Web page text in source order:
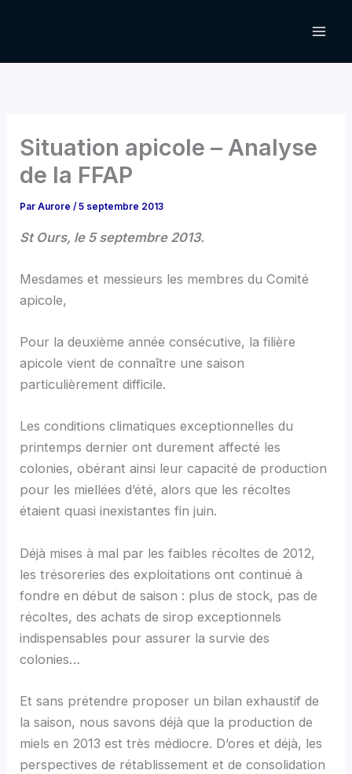
Situation apicole – Analyse
de la FFAP
ParAurore/5 septembre 2013
St Ours, le 5 septembre 2013.
Mesdames et messieurs les membres du Comité
apicole,
Pour la deuxième année consécutive, la filière
apicole vient de connaître une saison
particulièrement difficile.
Les conditions climatiques exceptionnelles du
printemps dernier ont durement affecté les
colonies, obérant ainsi leur capacité de production
pour les miellées d’été, alors que les récoltes
étaient quasi inexistantes fin juin.
Déjà mises à mal par les faibles récoltes de 2012,
les trésoreries des exploitations ont continué à
fondre en début de saison : plus de stock, pas de
récoltes, des achats de sirop exceptionnels
indispensables pour assurer la survie des
colonies…
Et sans prétendre proposer un bilan exhaustif de
la saison, nous savons déjà que la production de
miels en 2013 est très médiocre. D’ores et déjà, les
perspectives de rétablissement et de consolidation